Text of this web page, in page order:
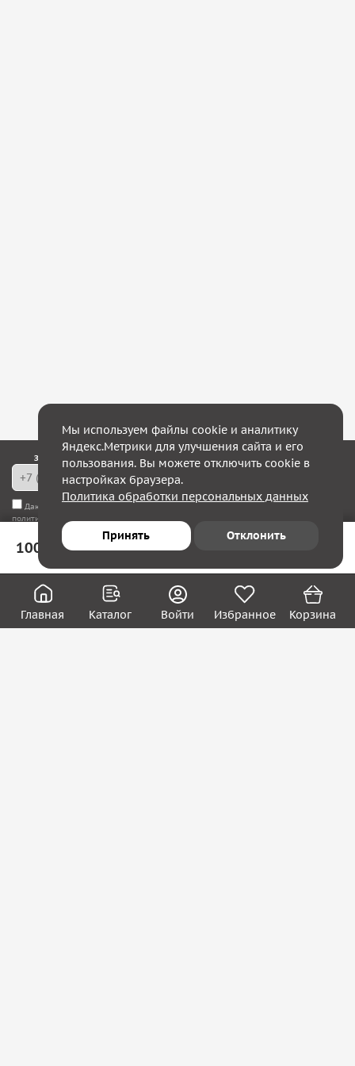
Главная Каталог Избранное
Войти Корзина
100 ₽
Закажите обратный звонок — в течение 10 минут мы с Вами свяжемся!
Даю согласие на обработку моих персональных данных
политикой конфиденциальности
Юридическим лицам
Акции
Вакансии
Контакты
Мы используем файлы cookie и аналитику
Яндекс.Метрики для улучшения сайта и его
пользования. Вы можете отключить cookie в
настройках браузера.
Политика обработки персональных данных
Принять Отклонить